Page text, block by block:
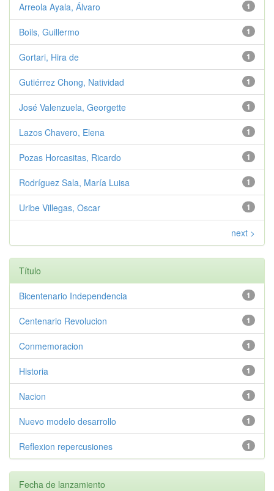
1
Arreola Ayala, Álvaro
1
Boils, Guillermo
1
Gortari, Hira de
1
Gutiérrez Chong, Natividad
1
José Valenzuela, Georgette
1
Lazos Chavero, Elena
1
Pozas Horcasitas, Ricardo
1
Rodríguez Sala, María Luisa
1
Uribe Villegas, Oscar
next >
Título
1
Bicentenario Independencia
1
Centenario Revolucion
1
Conmemoracion
1
Historia
1
Nacion
1
Nuevo modelo desarrollo
1
Reflexion repercusiones
Fecha de lanzamiento